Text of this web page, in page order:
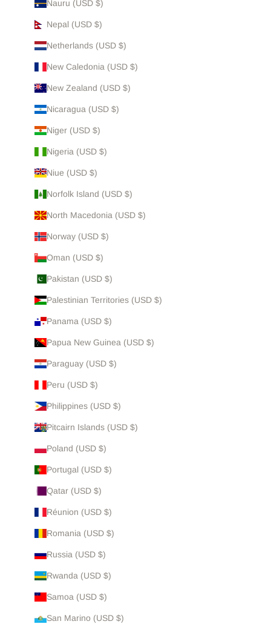
Nauru (USD $)
Nepal (USD $)
Netherlands (USD $)
New Caledonia (USD $)
New Zealand (USD $)
Nicaragua (USD $)
Niger (USD $)
Nigeria (USD $)
Niue (USD $)
Norfolk Island (USD $)
North Macedonia (USD $)
Norway (USD $)
Oman (USD $)
Pakistan (USD $)
Palestinian Territories (USD $)
Panama (USD $)
Papua New Guinea (USD $)
Paraguay (USD $)
Peru (USD $)
Philippines (USD $)
Pitcairn Islands (USD $)
Poland (USD $)
Portugal (USD $)
Qatar (USD $)
Réunion (USD $)
Romania (USD $)
Russia (USD $)
Rwanda (USD $)
Samoa (USD $)
San Marino (USD $)